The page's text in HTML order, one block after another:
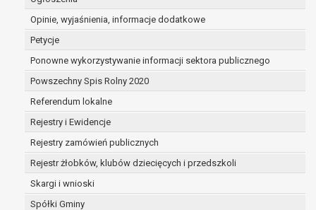
Opinie, wyjaśnienia, informacje dodatkowe
Petycje
Ponowne wykorzystywanie informacji sektora publicznego
Powszechny Spis Rolny 2020
Referendum lokalne
Rejestry i Ewidencje
Rejestry zamówień publicznych
Rejestr żłobków, klubów dziecięcych i przedszkoli
Skargi i wnioski
Spółki Gminy
dane są nieprawidłowe lub
niekompletne;
osobowych (tzw. prawo do bycia
zapomnianym) na podstawie art. 17 RODO,
w przypadku gdy:
dane nie są już niezbędne do celów,
sposób przetwarzane,
osoba, której dane dotyczą, wniosła
sprzeciw wobec przetwarzania
osoba, której dane dotyczą wycofała